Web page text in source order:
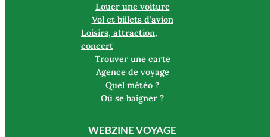
Louer une voiture
Vol et billets d’avion
Loisirs, attraction,
concert
Trouver une carte
Agence de voyage
Quel météo ?
Où se baigner ?
WEBZINE VOYAGE